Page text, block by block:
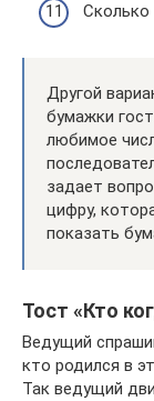
Сколько
Другой
бумажки
любимое
задает
цифру,
показать
Тост «Кто
Ведущий
кто родился в
Так ведущий